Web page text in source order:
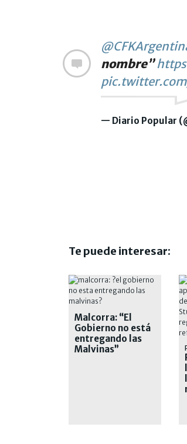
nombre”
— Diario Popular
Te puede interesar:
Malcorra: “El
Gobierno no está
entregando las
Malvinas”